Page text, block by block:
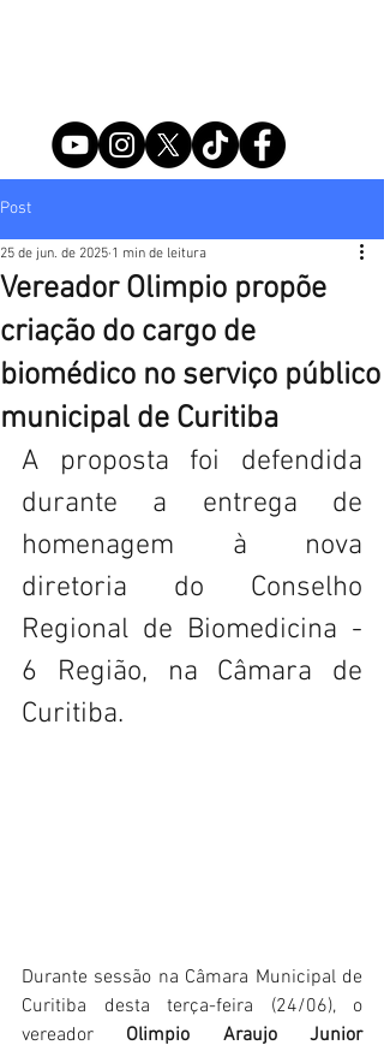
Post
Vereador Olimpio propõe
criação do cargo de
biomédico no serviço público
municipal de Curitiba
25 de jun. de 2025 1 min de leitura
A proposta foi defendida
durante a entrega de
homenagem à nova
diretoria do Conselho
Regional de Biomedicina -
6 Região, na Câmara de
Curitiba.
Durante sessão na Câmara Municipal de
Curitiba desta terça-feira (24/06), o
vereador Olimpio Araujo Junior